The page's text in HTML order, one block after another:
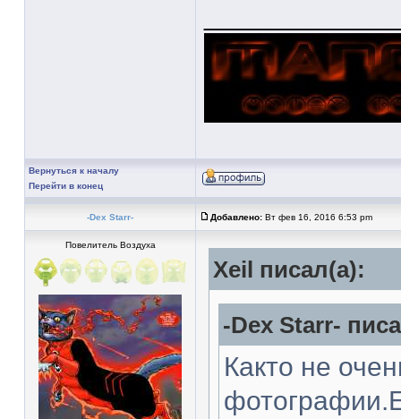
Вернуться к началу
Перейти в конец
-Dex Starr- Добавлено: Вт фев 16, 2016 6:53 pm
Повелитель Воздуха
Xeil писал(а):
-Dex Starr-
Както не